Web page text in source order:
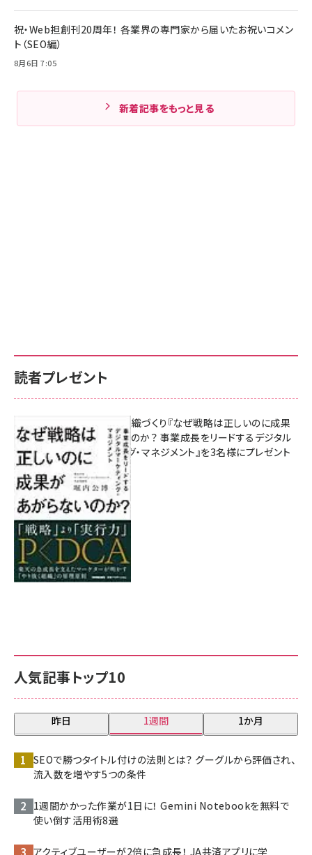
祝・Web担創刊20周年！ 各業界の専門家から届いたお祝いコメン
ト（SEO編）
8月6日 7:05
新着記事をもっと見る
人気記事トップ10
昨日 1週間 1か月
SEOで勝つタイトル付けの法則とは？ グーグルから評価され、
流入数を増やす5つの条件
1週間かかった作業が1日に！ Gemini Notebookを無料で
使い倒す活用術8選
アクティブユーザーが2倍に急成長！ JA共済アプリに学
読者プレゼント
成果を生む組織づくり『なぜ戦略は正しいのに成果
があがらないのか？ 事業成長をリードするデジタル
マーケティング・マネジメント』を3名様にプレゼント
8月7日 10:00